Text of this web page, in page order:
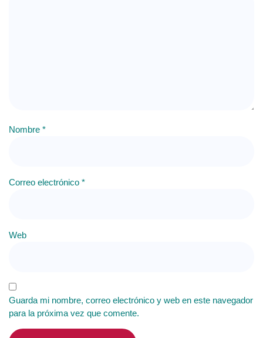
Nombre *
Correo electrónico *
Web
Guarda mi nombre, correo electrónico y web en este navegador
para la próxima vez que comente.